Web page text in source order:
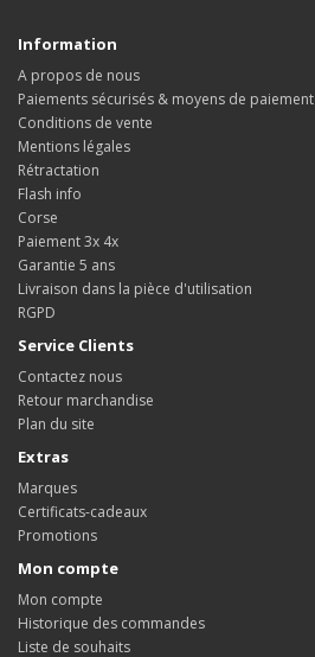
Information
A propos de nous
Paiements sécurisés & moyens de paiement
Conditions de vente
Mentions légales
Rétractation
Flash info
Corse
Paiement 3x 4x
Garantie 5 ans
Livraison dans la pièce d'utilisation
RGPD
Service Clients
Contactez nous
Retour marchandise
Plan du site
Extras
Marques
Certificats-cadeaux
Promotions
Mon compte
Mon compte
Historique des commandes
Liste de souhaits